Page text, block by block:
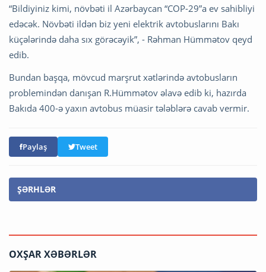
“Bildiyiniz kimi, növbəti il Azərbaycan “COP-29”a ev sahibliyi
edəcək. Növbəti ildən biz yeni elektrik avtobuslarını Bakı
küçələrində daha sıx görəcəyik”, - Rəhman Hümmətov qeyd
edib.
Bundan başqa, mövcud marşrut xətlərində avtobusların
problemindən danışan R.Hümmətov əlavə edib ki, hazırda
Bakıda 400-ə yaxın avtobus müasir tələblərə cavab vermir.
Paylaş Tweet
ŞƏRHLƏR
OXŞAR XƏBƏRLƏR